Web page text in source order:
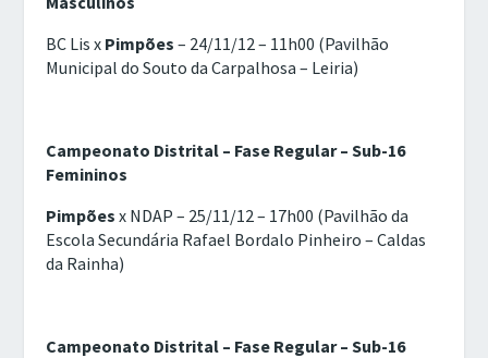
BC Lis x Pimpões – 24/11/12 – 11h00 (Pavilhão
Municipal do Souto da Carpalhosa – Leiria)
Campeonato Distrital – Fase Regular – Sub-16
Femininos
Pimpõesx NDAP – 25/11/12 – 17h00 (Pavilhão da
Escola Secundária Rafael Bordalo Pinheiro – Caldas
da Rainha)
Campeonato Distrital – Fase Regular – Sub-16